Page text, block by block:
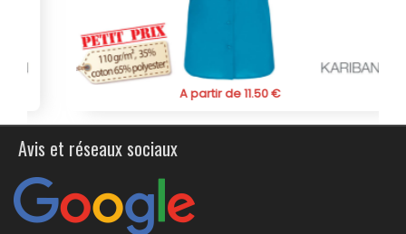
adapté à vos besoins de communication et à votre
image de marque. Profitez de cette opportunité et
commandez cette chemise publicitaire personnalisée
kariban à manche longues pour femme pour vous
démarquer avec un produit élégant et fonctionnel.
A partir de 11.50 €
Avis et réseaux sociaux